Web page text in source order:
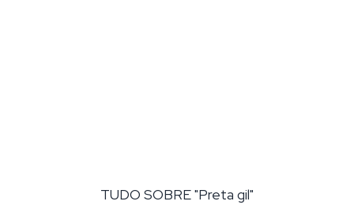
TUDO SOBRE "Preta gil"